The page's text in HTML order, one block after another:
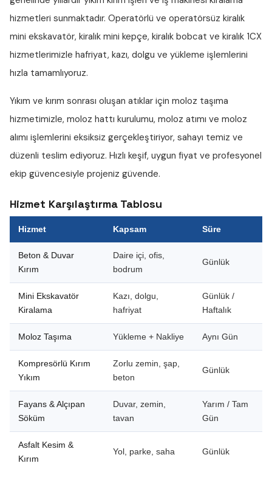
hizmetleri sunmaktadır. Operatörlü ve operatörsüz kiralık
mini ekskavatör, kiralık mini kepçe, kiralık bobcat ve kiralık 1CX
hizmetlerimizle hafriyat, kazı, dolgu ve yükleme işlemlerini
hızla tamamlıyoruz.
Yıkım ve kırım sonrası oluşan atıklar için moloz taşıma
hizmetimizle, moloz hattı kurulumu, moloz atımı ve moloz
alımı işlemlerini eksiksiz gerçekleştiriyor, sahayı temiz ve
düzenli teslim ediyoruz. Hızlı keşif, uygun fiyat ve profesyonel
ekip güvencesiyle projeniz güvende.
Hizmet Karşılaştırma Tablosu
Hizmet Kapsam Süre
Beton & Duvar
Kırım
Daire içi, ofis,
bodrum
Günlük
Mini Ekskavatör
Kiralama
Kazı, dolgu,
hafriyat
Günlük /
Haftalık
Moloz Taşıma Yükleme + Nakliye Aynı Gün
Kompresörlü Kırım
Yıkım
Zorlu zemin, şap,
beton
Günlük
Fayans & Alçıpan
Söküm
Duvar, zemin,
tavan
Yarım / Tam
Gün
Asfalt Kesim &
Kırım
Yol, parke, saha Günlük